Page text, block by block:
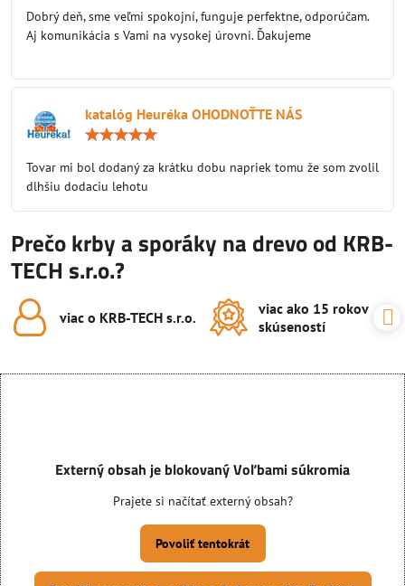
5
Dobrý deň, sme veľmi spokojní, funguje perfektne, odporúčam.
Aj komunikácia s Vami na vysokej úrovni. Ďakujeme
katalóg Heuréka OHODNOŤTE NÁS
5
Tovar mi bol dodaný za krátku dobu napriek tomu že som zvolil
dlhšiu dodaciu lehotu
Prečo krby a sporáky na drevo od KRB-
TECH s.r.o.?
viac o KRB-TECH s​.r​.o​.
viac ako 15 rokov
skúseností
Externý obsah je blokovaný Voľbami súkromia
Prajete si načítať externý obsah?
Povoliť tentokrát